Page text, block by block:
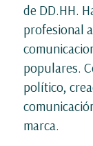
de DD.HH.
profesional
populares.
político,
marca.